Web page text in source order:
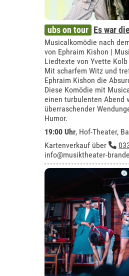
ubs on tour Es war
Musicalkomödie nach
von Ephraim Kishon |
Liedtexte von Yvette Kolb
Mit scharfem Witz und
Ephraim Kishon die
Diese Komödie mit
einen turbulenten Abend
überraschender
Humor.
19:00 Uhr, Hof-Theater,
Kartenverkauf über
info@musiktheater-